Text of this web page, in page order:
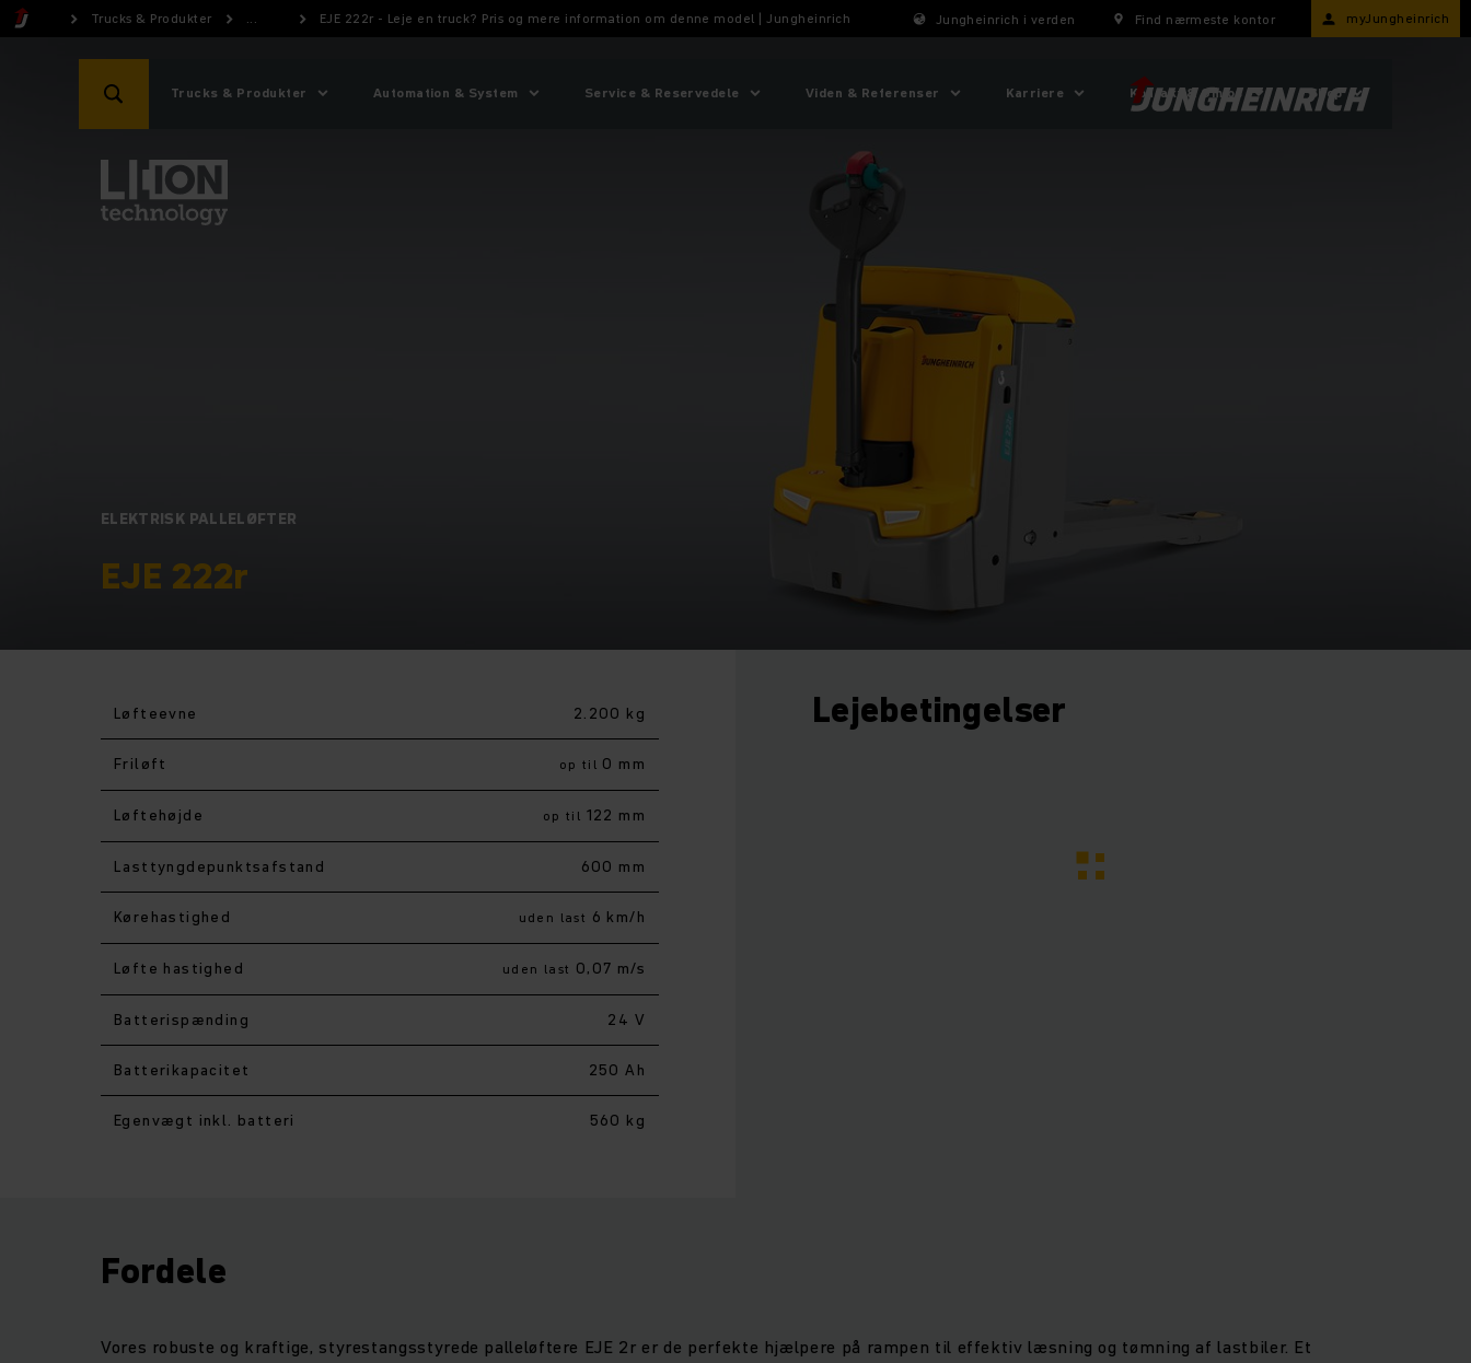
Trucks & Produkter ... EJE 222r - Leje en truck? Pris og mere information om denne model | Jungheinrich Jungheinrich i verden Find nærmeste kontor myJungheinrich
Trucks & Produkter Automation & System Service & Reservedele Viden & Referenser Karriere Kontakt & Om os Shop
ELEKTRISK PALLELØFTER
EJE 222r
Løfteevne 2.200 kg
Friløft op til 0 mm
Løftehøjde op til 122 mm
Lasttyngdepunktsafstand 600 mm
Kørehastighed uden last 6 km/h
Løfte hastighed uden last 0,07 m/s
Batterispænding 24 V
Batterikapacitet 250 Ah
Egenvægt inkl. batteri 560 kg
Lejebetingelser
Fordele
Vores robuste og kraftige, styrestangsstyrede palleløftere EJE 2r er de perfekte hjælpere på rampen til effektiv læsning og tømning af lastbiler. Et